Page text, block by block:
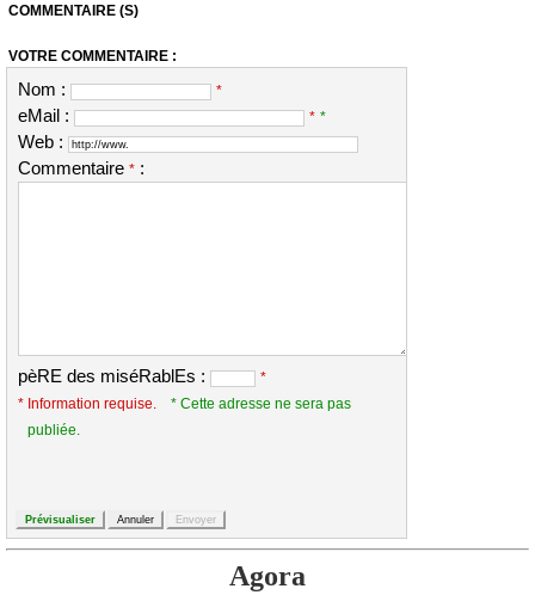
COMMENTAIRE (S)
VOTRE COMMENTAIRE :
Nom : *
eMail : * *
Web :
Commentaire * :
pèRE des miséRablEs :
*
* Information requise.
* Cette adresse ne sera pas
publiée.
Agora